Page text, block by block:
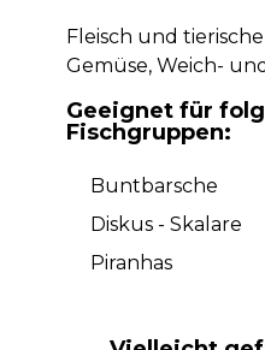
Fleisch und
Gemüse, Weich-
Geeignet für
Fischgruppen:
Buntbarsche
Diskus - Skalare
Piranhas